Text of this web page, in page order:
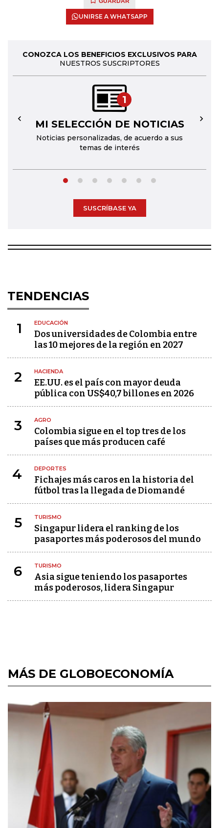
UNIRSE A WHATSAPP
CONOZCA LOS BENEFICIOS EXCLUSIVOS PARA
NUESTROS SUSCRIPTORES
1
MI SELECCIÓN DE NOTICIAS
Noticias personalizadas, de acuerdo a sus
temas de interés
← →
SUSCRÍBASE YA
TENDENCIAS
1 EDUCACIÓN
Dos universidades de Colombia entre
las 10 mejores de la región en 2027
2 HACIENDA
EE.UU. es el país con mayor deuda
pública con US$40,7 billones en 2026
3 AGRO
Colombia sigue en el top tres de los
países que más producen café
4 DEPORTES
Fichajes más caros en la historia del
fútbol tras la llegada de Diomandé
5 TURISMO
Singapur lidera el ranking de los
pasaportes más poderosos del mundo
6 TURISMO
Asia sigue teniendo los pasaportes
más poderosos, lidera Singapur
MÁS DE GLOBOECONOMÍA